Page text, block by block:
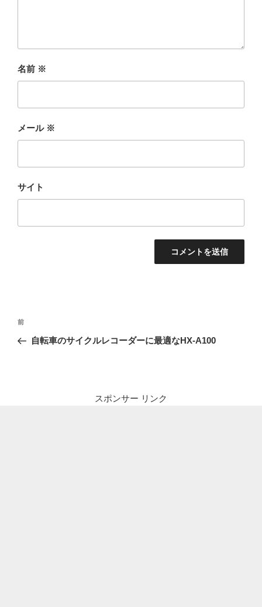
名前 ※
メール ※
サイト
投
ナ
前
の
前
自転車のサイクルレコーダーに最適なHX-A100
スポンサー リンク